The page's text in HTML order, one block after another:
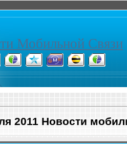
Мобильной Связи
2011 Новости